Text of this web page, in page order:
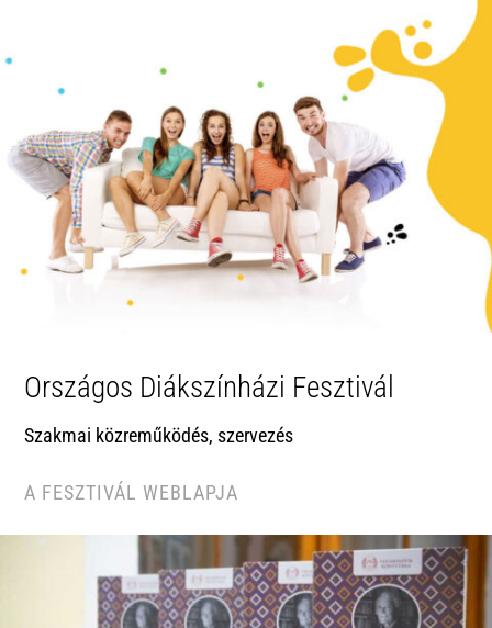
Országos Diákszínházi Fesztivál
Szakmai közreműködés, szervezés
A FESZTIVÁL WEBLAPJA